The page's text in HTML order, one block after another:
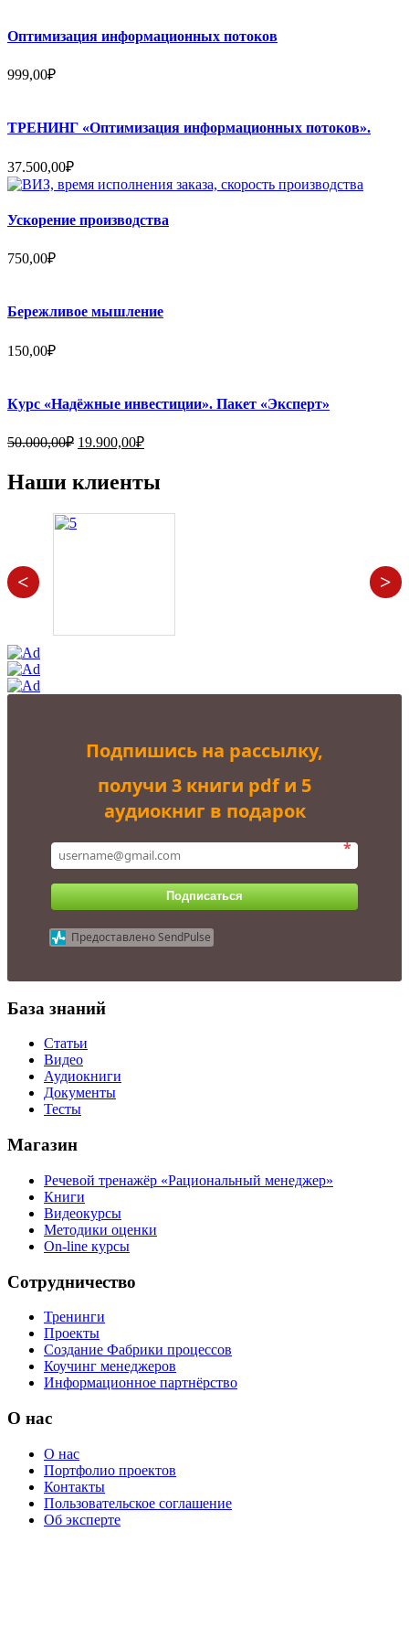
Оптимизация информационных потоков
999,00₽
ТРЕНИНГ «Оптимизация информационных потоков».
37.500,00₽
Ускорение производства
750,00₽
Бережливое мышление
150,00₽
Курс «Надёжные инвестиции». Пакет «Эксперт»
50.000,00₽ Первоначальная
50.000,00₽.
19.900,00₽Текущая
Наши клиенты
< >
Подпишись на рассылку,
получи 3 книги pdf и 5
аудиокниг в подарок
*
Подписаться
Предоставлено SendPulse
База знаний
Статьи
Видео
Аудиокниги
Документы
Тесты
Магазин
Речевой тренажёр «Рациональный менеджер»
Книги
Видеокурсы
Методики оценки
On-line курсы
Сотрудничество
Тренинги
Проекты
Создание Фабрики процессов
Коучинг менеджеров
Информационное партнёрство
О нас
О нас
Портфолио проектов
Контакты
Пользовательское соглашение
Об эксперте